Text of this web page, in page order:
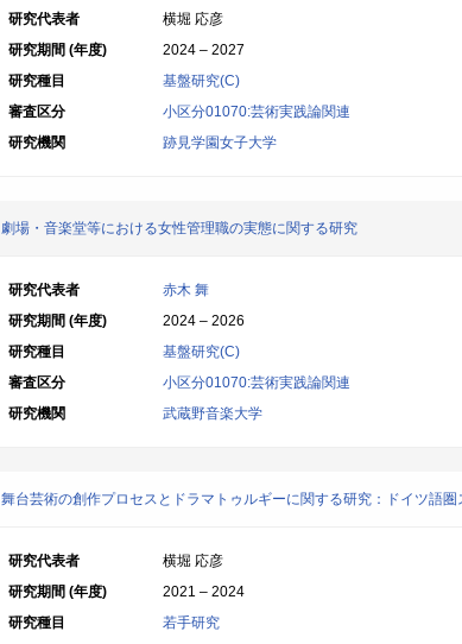
研究代表者
横堀 応彦
研究期間 (年度)
2024 – 2027
研究種目
基盤研究(C)
審査区分
小区分01070:芸術実践論関連
研究機関
跡見学園女子大学
劇場・音楽堂等における女性管理職の実態に関する研究
研究代表者
赤木 舞
研究期間 (年度)
2024 – 2026
研究種目
基盤研究(C)
審査区分
小区分01070:芸術実践論関連
研究機関
武蔵野音楽大学
舞台芸術の創作プロセスとドラマトゥルギーに関する研究：ドイツ語圏
研究代表者
横堀 応彦
研究期間 (年度)
2021 – 2024
研究種目
若手研究